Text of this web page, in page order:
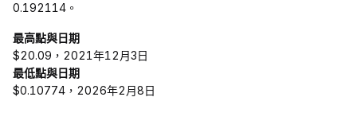
0.192114。
最高點與日期
$20.09，2021年12月3日
最低點與日期
$0.10774，2026年2月8日